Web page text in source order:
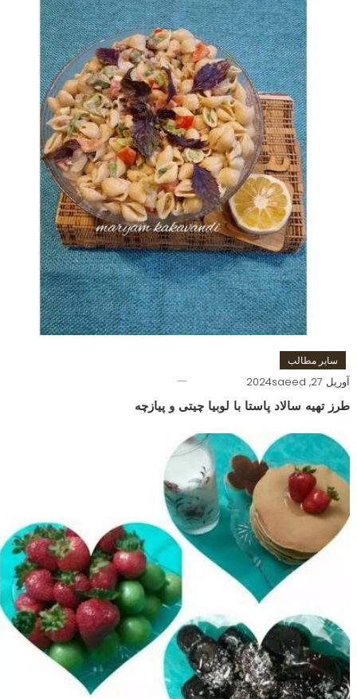
سایر مطالب
آوریل 27, 2024 saeed
طرز تهیه سالاد پاستا با لوبیا چیتی و پیازچه